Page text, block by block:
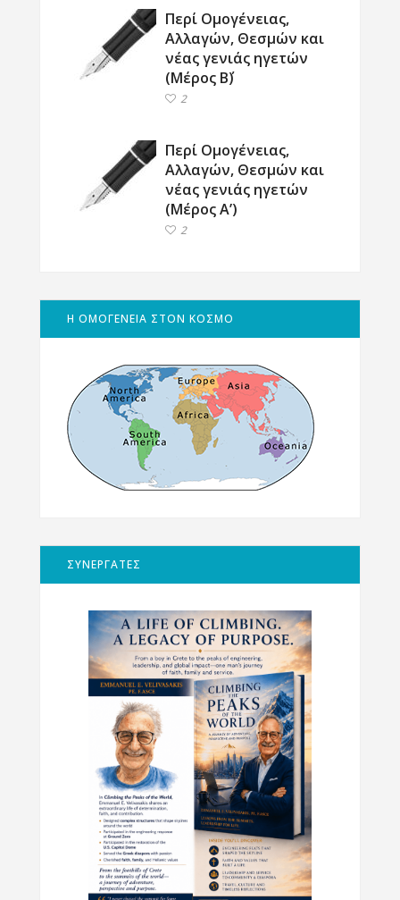
Περί Ομογένειας,
Αλλαγών, Θεσμών και
νέας γενιάς ηγετών
(Μέρος Β΄)
2
Περί Ομογένειας,
Αλλαγών, Θεσμών και
νέας γενιάς ηγετών
(Μέρος Α’)
2
Η ΟΜΟΓΕΝΕΙΑ ΣΤΟΝ ΚΟΣΜΟ
ΣΥΝΕΡΓΑΤΕΣ